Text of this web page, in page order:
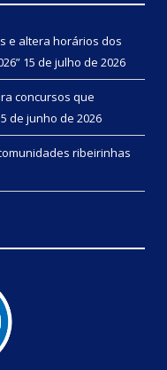
e altera horários dos
15 de julho de 2026
concursos que
5 de junho de 2026
ribeirinhas